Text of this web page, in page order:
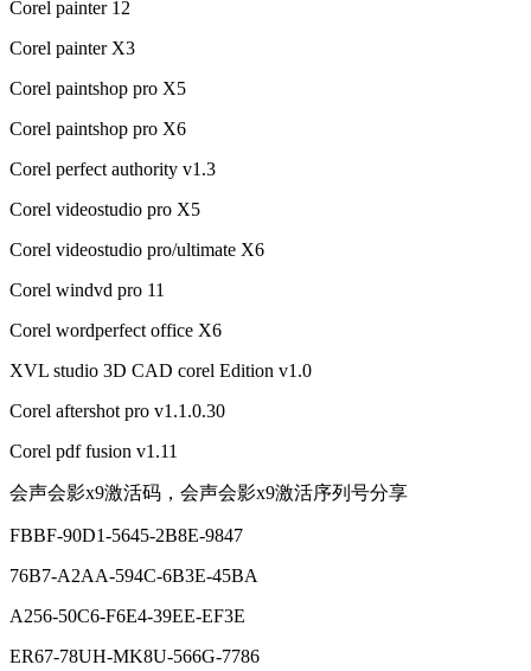
Corel painter 12
Corel painter X3
Corel paintshop pro X5
Corel paintshop pro X6
Corel perfect authority v1.3
Corel videostudio pro X5
Corel videostudio pro/ultimate X6
Corel windvd pro 11
Corel wordperfect office X6
XVL studio 3D CAD corel Edition v1.0
Corel aftershot pro v1.1.0.30
Corel pdf fusion v1.11
会声会影x9激活码，会声会影x9激活序列号分享
FBBF-90D1-5645-2B8E-9847
76B7-A2AA-594C-6B3E-45BA
A256-50C6-F6E4-39EE-EF3E
ER67-78UH-MK8U-566G-7786